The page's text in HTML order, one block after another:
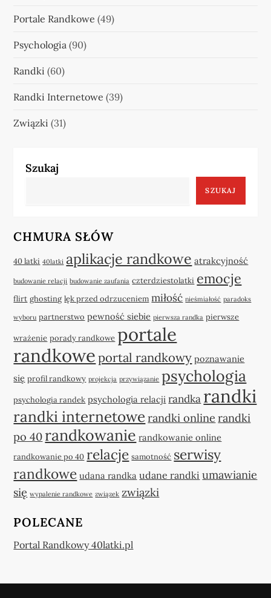
Portale Randkowe (49)
Psychologia (90)
Randki (60)
Randki Internetowe (39)
Związki (31)
Szukaj
SZUKAJ
CHMURA SŁÓW
40 latki 40latki aplikacje randkowe atrakcyjność
budowanie relacji budowanie zaufania czterdziestolatki emocje
flirt ghosting lęk przed odrzuceniem miłość nieśmiałość paradoks
wyboru partnerstwo pewność siebie pierwsza randka pierwsze
wrażenie porady randkowe portale
randkowe portal randkowy poznawanie
się profil randkowy projekcja przywiązanie psychologia
psychologia randek psychologia relacji randka randki
randki internetowe randki online randki
po 40 randkowanie randkowanie online
randkowanie po 40 relacje samotność serwisy
randkowe udana randka udane randki umawianie
się wypalenie randkowe związek związki
POLECANE
Portal Randkowy 40latki.pl